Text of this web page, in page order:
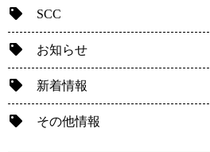
SCC
お知らせ
新着情報
その他情報